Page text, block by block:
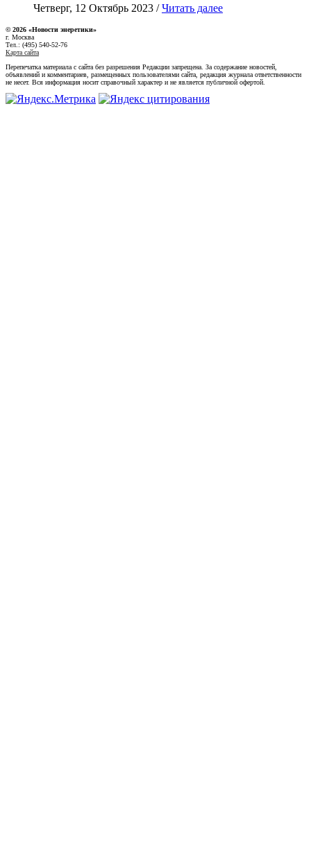
Четверг, 12 Октябрь 2023 /Читать далее
© 2026 «Новости энеретики»
г. Москва
Тел.: (495) 540-52-76
Карта сайта
Перепечатка материала с сайта без разрешения Редакции запрещена. За содержание новостей,
объявлений и комментариев, размещенных пользователями сайта, редакция журнала ответственности
не несет. Вся информация носит справочный характер и не является публичной офертой.